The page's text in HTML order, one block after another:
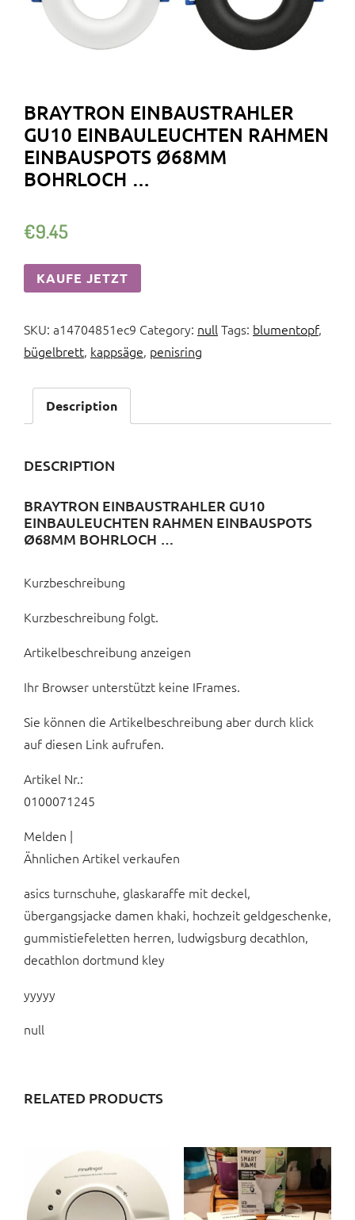
BRAYTRON EINBAUSTRAHLER
GU10 EINBAULEUCHTEN RAHMEN
EINBAUSPOTS Ø68MM
BOHRLOCH …
€9.45
KAUFE JETZT
SKU: a14704851ec9 Category: null Tags: blumentopf,
bügelbrett, kappsäge, penisring
Description
DESCRIPTION
BRAYTRON EINBAUSTRAHLER GU10
EINBAULEUCHTEN RAHMEN EINBAUSPOTS
Ø68MM BOHRLOCH …
Kurzbeschreibung
Kurzbeschreibung folgt.
Artikelbeschreibung anzeigen
Ihr Browser unterstützt keine IFrames.
Sie können die Artikelbeschreibung aber durch klick
auf diesen Link aufrufen.
Artikel Nr.:
0100071245
Melden |
Ähnlichen Artikel verkaufen
asics turnschuhe, glaskaraffe mit deckel,
übergangsjacke damen khaki, hochzeit geldgeschenke,
gummistiefeletten herren, ludwigsburg decathlon,
decathlon dortmund kley
yyyyy
null
RELATED PRODUCTS